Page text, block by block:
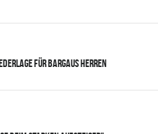
für Bargaus Herren